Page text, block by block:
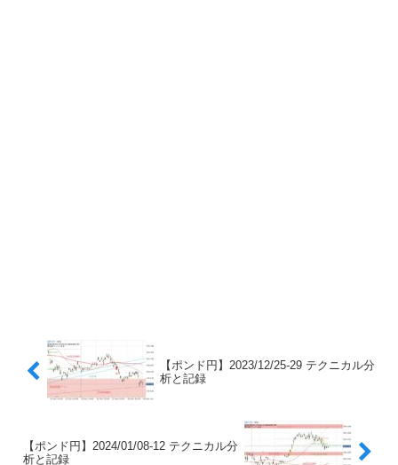
【ポンド円】2023/12/25-29 テクニカル分
析と記録
【ポンド円】2024/01/08-12 テクニカル分
析と記録